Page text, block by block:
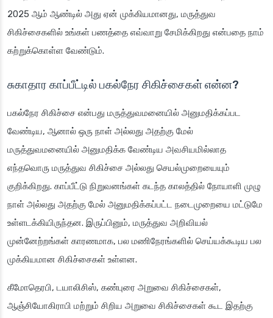
2025 ஆம் ஆண்டில் அது ஏன் முக்கியமானது, மருத்துவ
சிகிச்சைகளில் உங்கள் பணத்தை எவ்வாறு சேமிக்கிறது என்பதை நாம்
கற்றுக்கொள்ள வேண்டும்.
சுகாதார காப்பீட்டில் பகல்நேர சிகிச்சைகள் என்ன?
பகல்நேர சிகிச்சை என்பது மருத்துவமனையில் அனுமதிக்கப்பட
வேண்டிய, ஆனால் ஒரு நாள் அல்லது அதற்கு மேல்
மருத்துவமனையில் அனுமதிக்க வேண்டிய அவசியமில்லாத
எந்தவொரு மருத்துவ சிகிச்சை அல்லது செயல்முறையையும்
குறிக்கிறது. காப்பீட்டு நிறுவனங்கள் கடந்த காலத்தில் நோயாளி முழு
நாள் அல்லது அதற்கு மேல் அனுமதிக்கப்பட்ட நடைமுறையை மட்டுமே
உள்ளடக்கியிருந்தன. இருப்பினும், மருத்துவ அறிவியல்
முன்னேற்றங்கள் காரணமாக, பல மணிநேரங்களில் செய்யக்கூடிய பல
முக்கியமான சிகிச்சைகள் உள்ளன.
கீமோதெரபி, டயாலிசிஸ், கண்புரை அறுவை சிகிச்சைகள்,
ஆஞ்சியோகிராபி மற்றும் சிறிய அறுவை சிகிச்சைகள் கூட இதற்கு